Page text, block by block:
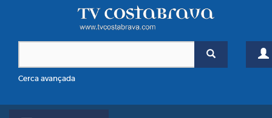
Cerca avançada